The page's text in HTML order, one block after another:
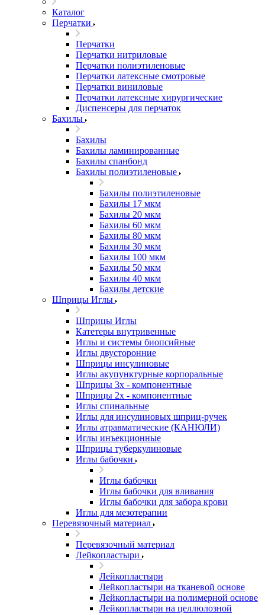
Каталог
Перчатки
Перчатки
Перчатки нитриловые
Перчатки полиэтиленовые
Перчатки латексные смотровые
Перчатки виниловые
Перчатки латексные хирургические
Диспенсеры для перчаток
Бахилы
Бахилы
Бахилы ламинированные
Бахилы спанбонд
Бахилы полиэтиленовые
Бахилы полиэтиленовые
Бахилы 17 мкм
Бахилы 20 мкм
Бахилы 60 мкм
Бахилы 80 мкм
Бахилы 30 мкм
Бахилы 100 мкм
Бахилы 50 мкм
Бахилы 40 мкм
Бахилы детские
Шприцы Иглы
Шприцы Иглы
Катетеры внутривенные
Иглы и системы биопсийные
Иглы двусторонние
Шприцы инсулиновые
Иглы акупунктурные корпоральные
Шприцы 3х - компонентные
Шприцы 2х - компонентные
Иглы спинальные
Иглы для инсулиновых шприц-ручек
Иглы атравматические (КАНЮЛИ)
Иглы инъекционные
Шприцы туберкулиновые
Иглы бабочки
Иглы бабочки
Иглы бабочки для вливания
Иглы бабочки для забора крови
Иглы для мезотерапии
Перевязочный материал
Перевязочный материал
Лейкопластыри
Лейкопластыри
Лейкопластыри на тканевой основе
Лейкопластыри на полимерной основе
Лейкопластыри на целлюлозной